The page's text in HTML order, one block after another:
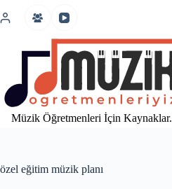
atla
Müzik Öğretmenleri İçin Kaynaklar.
özel eğitim müzik planı